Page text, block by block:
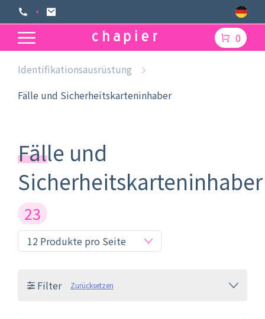
0
Identifikationsausrüstung
Fälle und Sicherheitskarteninhaber
Fälle und
Sicherheitskarteninhaber
23
Filter Zurücksetzen